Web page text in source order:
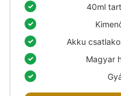
40ml
Akku
Magyar